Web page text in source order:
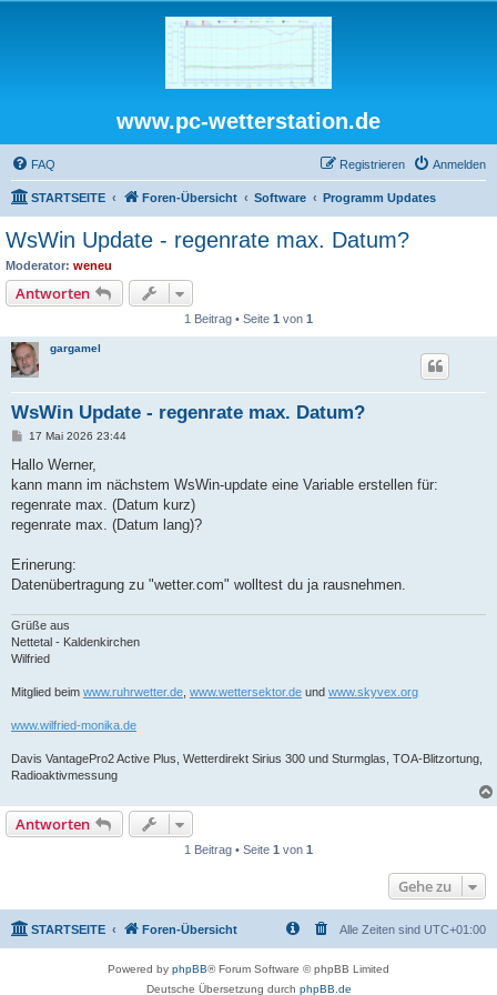
www.pc-wetterstation.de
FAQ Anmelden
Registrieren
STARTSEITE Foren-Übersicht Software Programm Updates
WsWin Update - regenrate max. Datum?
Moderator: weneu
Antworten
1 Beitrag • Seite 1 von 1
gargamel
WsWin Update - regenrate max. Datum?
B
i
r
a
g
17 Mai 2026 23:44
Hallo Werner,
kann mann im nächstem WsWin-update eine Variable erstellen für:
regenrate max. (Datum kurz)
regenrate max. (Datum lang)?
Erinerung:
Datenübertragung zu "wetter.com" wolltest du ja rausnehmen.
Grüße aus
Nettetal - Kaldenkirchen
Wilfried
Mitglied beim www.ruhrwetter.de www.wettersektor.de und www.skyvex.org
www.wilfried-monika.de
Davis VantagePro2 Active Plus, Wetterdirekt Sirius 300 und Sturmglas, TOA-Blitzortung,
Radioaktivmessung
Antworten
1 Beitrag • Seite 1 von 1
Gehe zu
STARTSEITE Foren-Übersicht Alle Zeiten sind UTC+01:00
Powered by phpBB® Forum Software © phpBB Limited
Deutsche Übersetzung durch phpBB.de